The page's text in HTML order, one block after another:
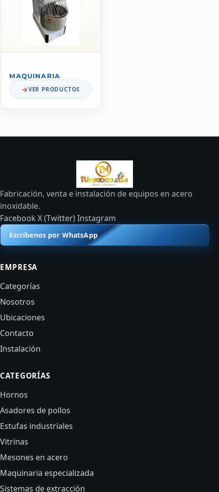
MAQUINARIA
VER PRODUCTOS
Fabricación, venta e instalación de equipos en acero
inoxidable.
FacebookX (Twitter)Instagram
Escríbenos por WhatsApp
EMPRESA
Categorías
Nosotros
Ubicaciones
Contacto
Instalación
CATEGORÍAS
Hornos
Asadores de pollos
Estufas industriales
Vitrinas
Mesones en acero
Maquinaria especializada
Sistemas de extracción